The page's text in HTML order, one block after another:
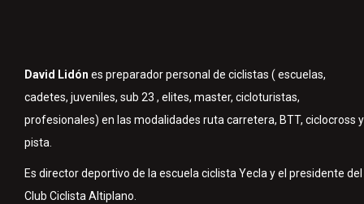
David Lidón es preparador personal de ciclistas ( escuelas,
cadetes, juveniles, sub 23 , elites, master, cicloturistas,
profesionales) en las modalidades ruta carretera, BTT, ciclocross y
pista.
Es director deportivo de la escuela ciclista Yecla y el presidente del
Club Ciclista Altiplano.